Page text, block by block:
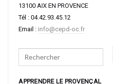
13100 AIX EN PROVENCE
Tél : 04.42.93.45.12
Email : info@cepd-oc.fr
Search
APPRENDRE LE PROVENÇAL